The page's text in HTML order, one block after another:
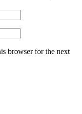
browser for the next